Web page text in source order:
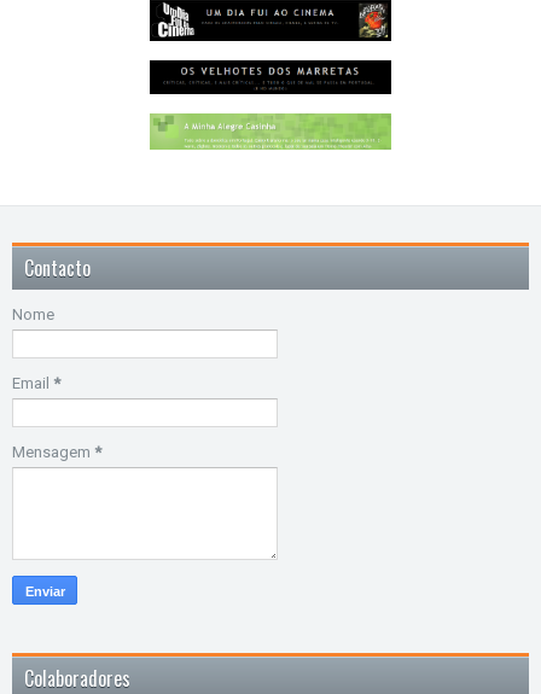
Contacto
Nome
Email *
Mensagem *
Colaboradores